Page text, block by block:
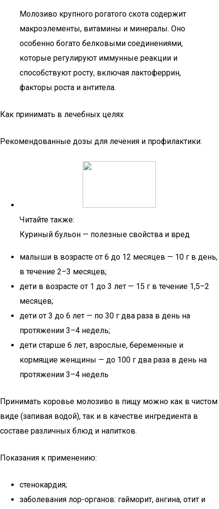
Молозиво крупного рогатого скота содержит
макроэлементы, витамины и минералы. Оно
особенно богато белковыми соединениями,
которые регулируют иммунные реакции и
способствуют росту, включая лактоферрин,
факторы роста и антитела.
Как принимать в лечебных целях
Рекомендованные дозы для лечения и профилактики:
Читайте также:
Куриный бульон — полезные свойства и вред
малыши в возрасте от 6 до 12 месяцев — 10 г в день,
в течение 2–3 месяцев;
дети в возрасте от 1 до 3 лет — 15 г в течение 1,5–2
месяцев;
дети от 3 до 6 лет — по 30 г два раза в день на
протяжении 3–4 недель;
дети старше 6 лет, взрослые, беременные и
кормящие женщины — до 100 г два раза в день на
протяжении 3–4 недель
Принимать коровье молозиво в пищу можно как в чистом
виде (запивая водой), так и в качестве ингредиента в
составе различных блюд и напитков.
Показания к применению:
стенокардия;
заболевания лор-органов: гайморит, ангина, отит и